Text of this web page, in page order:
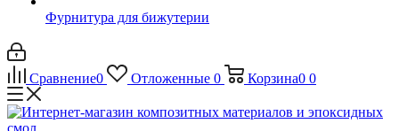
Фурнитура для бижутерии
Сравнение0 Отложенные 0 Корзина0 0